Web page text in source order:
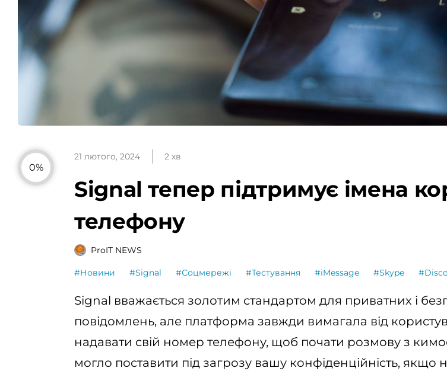
0%
21 лютого, 2024 2 хв
Signal тепер підтримує імена
телефону
ProIT NEWS
#Новини #Signal #Соцмережі #Тестування #iMessage #Skype
Signal вважається золотим стандартом для приватних і
повідомлень, але платформа завжди вимагала від
надавати свій номер телефону, щоб почати розмову з
могло поставити під загрозу вашу конфіденційність, якщо